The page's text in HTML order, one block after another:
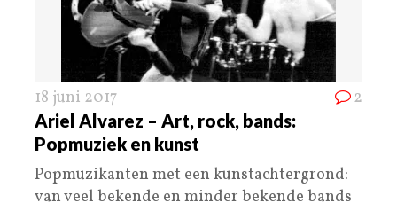
18 juni 2017 2
Ariel Alvarez – Art, rock, bands:
Popmuziek en kunst
Popmuzikanten met een kunstachtergrond:
van veel bekende en minder bekende bands